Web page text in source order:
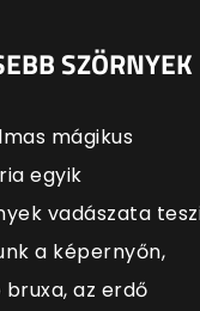
SZÖRNYEK
mágikus
egyik
vadászata
a képernyőn,
az erdő